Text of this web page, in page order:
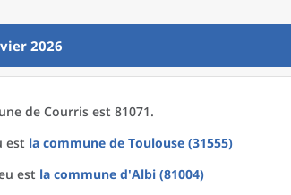
2026
de Courris est 81071.
est la commune de Toulouse (31555)
est la commune d'Albi (81004)